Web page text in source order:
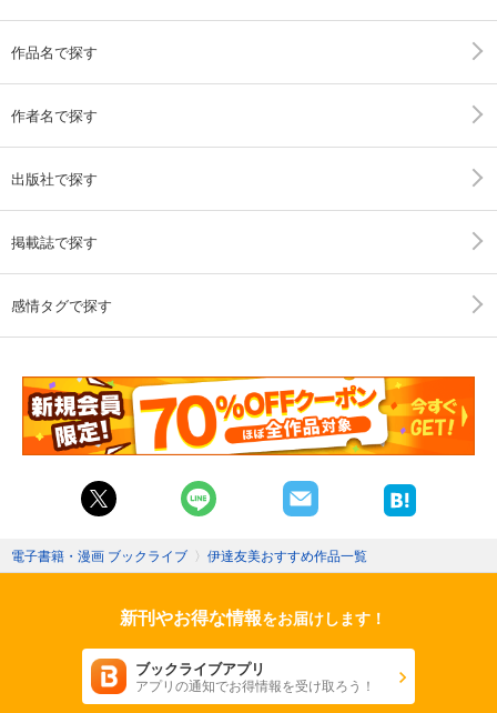
作品名で探す
作者名で探す
出版社で探す
掲載誌で探す
感情タグで探す
電子書籍・漫画 ブックライブ 〉 伊達友美おすすめ作品一覧
新刊やお得な情報をお届けします！
ブックライブアプリ
アプリの通知でお得情報を受け取ろう！